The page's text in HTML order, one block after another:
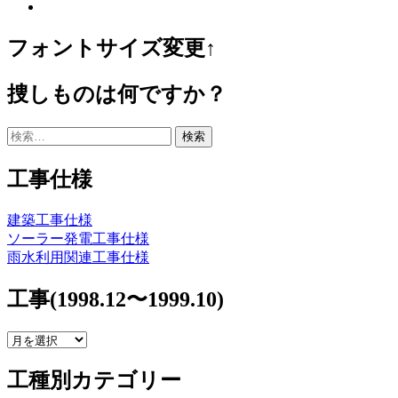
フォントサイズ変更↑
捜しものは何ですか？
検
工事仕様
建築工事仕様
ソーラー発電工事仕様
雨水利用関連工事仕様
工事(1998.12〜1999.10)
工
(1998.12〜
1999.10)
工種別カテゴリー